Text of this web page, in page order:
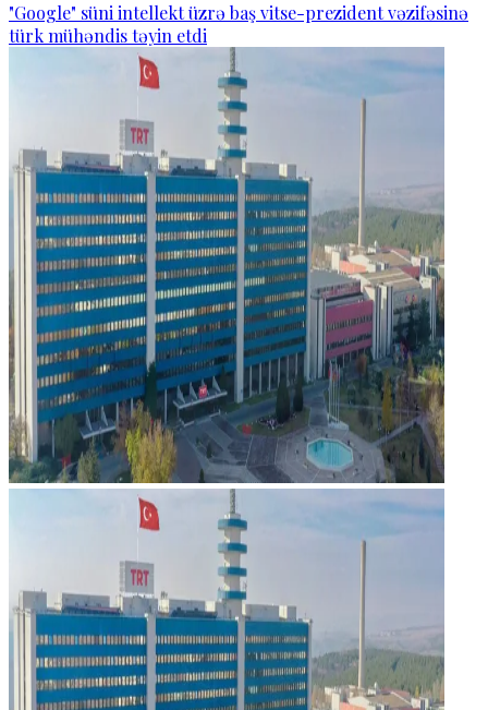
"Google" süni intellekt üzrə baş vitse-prezident vəzifəsinə
türk mühəndis təyin etdi